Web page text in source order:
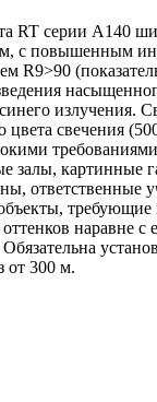
RT серии A140
с повышенным
R9>90
излучения.
цвета свечения
требованиями
залы, картинные
ответственные
требующие
наравне с
от 300 м.